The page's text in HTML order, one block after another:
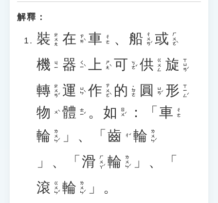
解釋：
裝 ㄓㄨㄤ 在 ㄗㄞˋ 車 ㄔㄜ 、 船 ㄔㄨㄢˊ 或 ㄏㄨㄛˋ
機 ㄐㄧ 器 ㄑㄧˋ 上 ㄕㄤˋ 可 ㄎㄜˇ 供 ㄍㄨㄥ 旋 ㄒㄩㄢˊ
轉 ㄓㄨㄢˇ 運 ㄩㄣˋ 作 ㄗㄨㄛˋ 的 ˙ㄉㄜ 圓 ㄩㄢˊ 形 ㄒㄧㄥˊ
物 ㄨˋ 體 ㄊㄧˇ 。 如 ㄖㄨˊ ：「 車 ㄔㄜ
輪 ㄌㄨㄣˊ 」、「 齒 ㄔˇ 輪 ㄌㄨㄣˊ
」、「 滑 ㄏㄨㄚˊ 輪 ㄌㄨㄣˊ
」、「
滾 ㄍㄨㄣˇ 輪 ㄌㄨㄣˊ
」。